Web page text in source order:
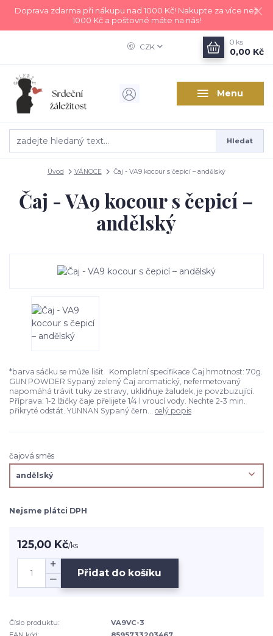
Doprava zdarma při nákupu nad 1000 Kč! Nakupte za více než
1000 Kč a poštovné máte na nás!
Menu
CZK
Hledat
0 ks
0,00 Kč
Úvod VÁNOCE Čaj - VA9 kocour s čepicí – andělský
Čaj - VA9 kocour s čepicí –
andělský
*barva sáčku se může lišit Kompletní specifikace Čaj hmotnost: 70g.
GUN POWDER Sypaný zelený Čaj aromatický, nefermetovaný
napomáhá trávit tuky ze stravy, uklidňuje žaludek, je povzbuzující.
Příprava: 1-2 lžičky čaje přelijete 1/4 l vroucí vody. Nechte 2-3 min.
přikryté odstát. YUNNAN Sypaný čern... celý popis
čajová směs
Nejsme plátci DPH
125,00 Kč/ks
Přidat do košíku
Číslo produktu:
VA9VC-3